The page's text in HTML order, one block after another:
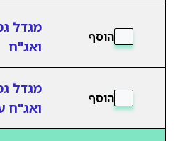
הוסף
מגדל
ואג"ח
הוסף
מגדל
ואג"ח עם